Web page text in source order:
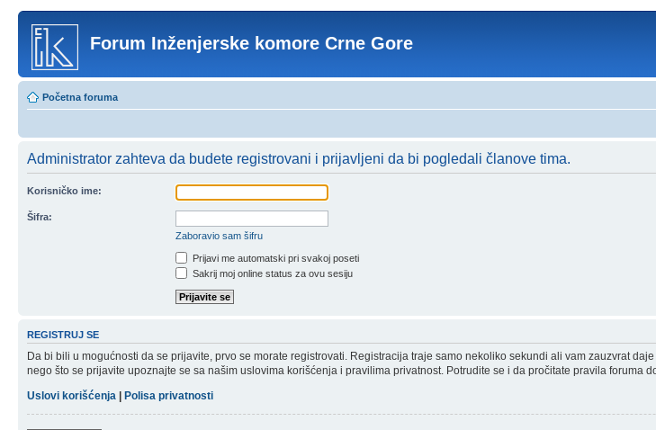
Forum Inženjerske komore Crne Gore
Početna foruma
Administrator zahteva da budete registrovani i prijavljeni da bi pogledali članove tima.
Korisničko ime:
Šifra:
Zaboravio sam šifru
Prijavi me automatski pri svakoj poseti
Sakrij moj online status za ovu sesiju
REGISTRUJ SE
Da bi bili u mogućnosti da se prijavite, prvo se morate registrovati. Registracija traje samo nekoliko sekundi ali vam zauzvrat
nego što se prijavite upoznajte se sa našim uslovima korišćenja i pravilima privatnost. Potrudite se i da pročitate pravila foruma
Uslovi korišćenja | Polisa privatnosti